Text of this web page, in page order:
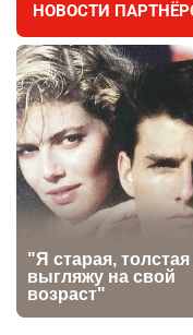
🇫🇷 Клуб ПСЖ
футбольной
2647 2
5
🇺🇸🇯🇵 США и
интервенцию
2696 1
2724 6
НОВОСТИ